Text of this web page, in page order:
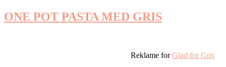
ONE POT PASTA MED GRIS
Reklame forGlad for Gris